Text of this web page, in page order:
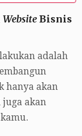
Website Bisnis
adalah
hanya akan
juga akan